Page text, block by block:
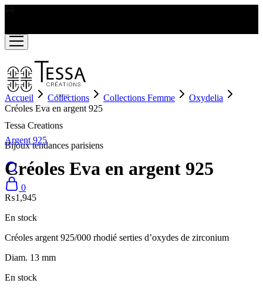
Tessa Creations
Bijoux tendances parisiens
0
Accueil Collections Collections Femme
Oxydelia
Créoles Eva en argent 925
Argent 925
Créoles Eva en argent 925
₨1,945
En stock
Créoles argent 925/000 rhodié serties d’oxydes de zirconium
Diam. 13 mm
En stock